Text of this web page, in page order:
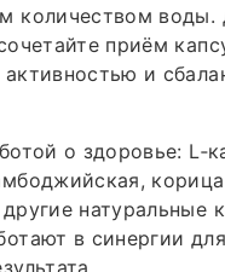
количеством воды.
приём
и
о здоровье:
натуральные
в синергии